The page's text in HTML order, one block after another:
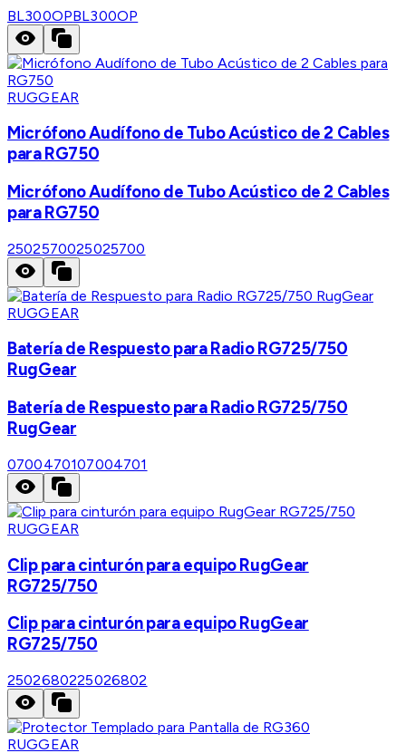
BL300OPBL300OP
RUGGEAR
Micrófono Audífono de Tubo Acústico de 2 Cables
para RG750
Micrófono Audífono de Tubo Acústico de 2 Cables
para RG750
2502570025025700
RUGGEAR
Batería de Respuesto para Radio RG725/750
RugGear
Batería de Respuesto para Radio RG725/750
RugGear
0700470107004701
RUGGEAR
Clip para cinturón para equipo RugGear
RG725/750
Clip para cinturón para equipo RugGear
RG725/750
2502680225026802
RUGGEAR